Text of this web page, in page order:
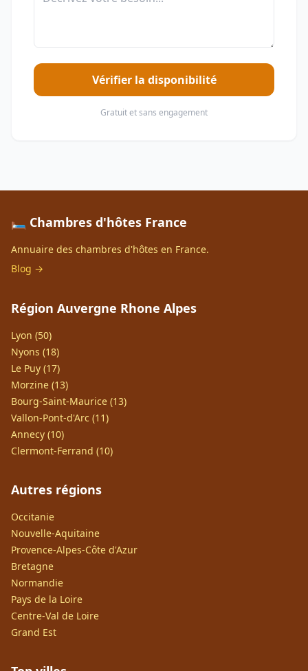
Vérifier la disponibilité
Gratuit et sans engagement
🛏️ Chambres d'hôtes France
Annuaire des chambres d'hôtes en France.
Blog →
Région Auvergne Rhone Alpes
Lyon (50)
Nyons (18)
Le Puy (17)
Morzine (13)
Bourg-Saint-Maurice (13)
Vallon-Pont-d'Arc (11)
Annecy (10)
Clermont-Ferrand (10)
Autres régions
Occitanie
Nouvelle-Aquitaine
Provence-Alpes-Côte d'Azur
Bretagne
Normandie
Pays de la Loire
Centre-Val de Loire
Grand Est